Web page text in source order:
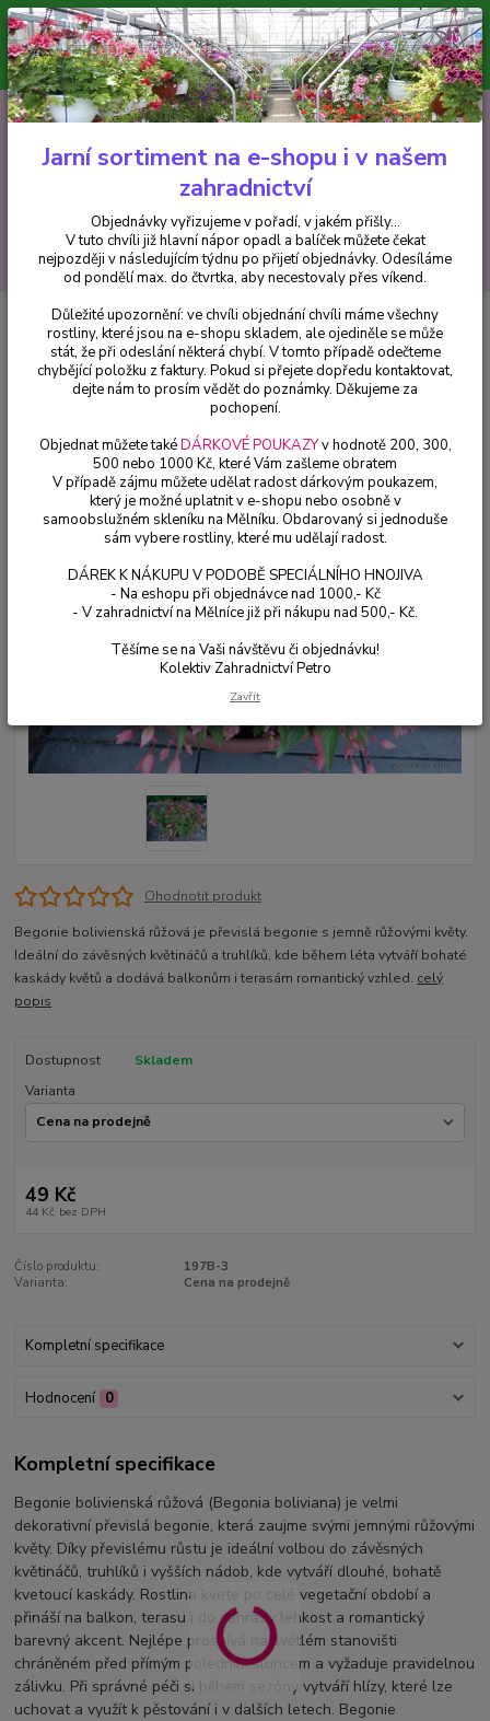
Minimální hodnota pro odeslání z e-shopu je 300 Kč.
V tuto chvíli již hlavní nápor objednávek opadl a balíček můžete čekat
nejpozději v následujícím týdnu po přijetí objednávky. Objednávky
vyřizujeme v pořadí, v jakém přišly...
CZK
Hledat
+420 602 223 614 0ks
za0 Kč
Begonie Begonia Boliviana - růžová - cena na prodejně
Begonia Boliviana - růžová - cena
na prodejně
Ohodnotit produkt
Begonie bolivienská růžová je převislá begonie s jemně růžovými květy.
Ideální do závěsných květináčů a truhlíků, kde během léta vytváří bohaté
kaskády květů a dodává balkonům i terasám romantický vzhled. celý
popis
Dostupnost
Skladem
Varianta
49 Kč
44 Kč bez DPH
Číslo produktu:
197B-3
Varianta:
Cena na prodejně
Kompletní specifikace
Hodnocení 0
Kompletní specifikace
Begonie bolivienská růžová (Begonia boliviana) je velmi
dekorativní převislá begonie, která zaujme svými jemnými růžovými
květy. Díky převislému růstu je ideální volbou do závěsných
květináčů, truhlíků i vyšších nádob, kde vytváří dlouhé, bohatě
kvetoucí kaskády. Rostlina kvete po celé vegetační období a
přináší na balkon, terasu i do zahrady lehkost a romantický
barevný akcent. Nejlépe prospívá na světlém stanovišti
chráněném před přímým poledním sluncem a vyžaduje pravidelnou
zálivku. Při správné péči si během sezóny vytváří hlízy, které lze
uchovat a využít k pěstování i v dalších letech. Begonie
Jarní sortiment na e-shopu i v našem
zahradnictví
Objednávky vyřizujeme v pořadí, v jakém přišly...
V tuto chvíli již hlavní nápor opadl a balíček můžete čekat
nejpozději v následujícím týdnu po přijetí objednávky. Odesíláme
od pondělí max. do čtvrtka, aby necestovaly přes víkend.
Důležité upozornění: ve chvíli objednání chvíli máme všechny
rostliny, které jsou na e-shopu skladem, ale ojediněle se může
stát, že při odeslání některá chybí. V tomto případě odečteme
chybějící položku z faktury. Pokud si přejete dopředu kontaktovat,
dejte nám to prosím vědět do poznámky. Děkujeme za
pochopení.
Objednat můžete takéDÁRKOVÉ POUKAZYv hodnotě 200, 300,
500 nebo 1000 Kč, které Vám zašleme obratem
V případě zájmu můžete udělat radost dárkovým poukazem,
který je možné uplatnit v e-shopu nebo osobně v
samoobslužném skleníku na Mělníku. Obdarovaný si jednoduše
sám vybere rostliny, které mu udělají radost.
DÁREK K NÁKUPU V PODOBĚ SPECIÁLNÍHO HNOJIVA
- Na eshopu při objednávce nad 1000,- Kč
- V zahradnictví na Mělníce již při nákupu nad 500,- Kč.
Těšíme se na Vaši návštěvu či objednávku!
Kolektiv Zahradnictví Petro
Zavřít